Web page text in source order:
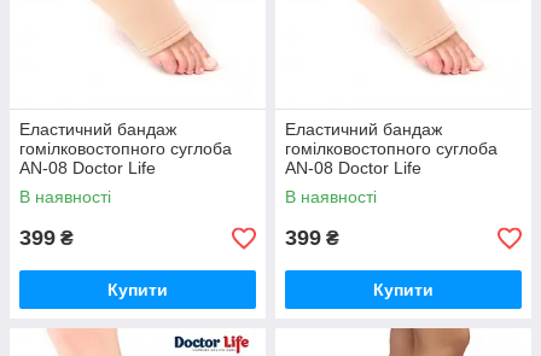
Еластичний бандаж
гомілковостопного суглоба
AN-08 Doctor Life
В наявності
399 ₴
Купити
Еластичний бандаж
гомілковостопного суглоба
AN-08 Doctor Life
В наявності
399 ₴
Купити